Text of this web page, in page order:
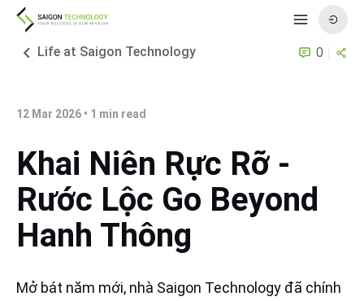
Life at Saigon Technology 0
12 Mar 2026 • 1 min read
Khai Niên Rực Rỡ -
Rước Lộc Go Beyond
Hanh Thông
Mở bát năm mới, nhà Saigon Technology đã chính